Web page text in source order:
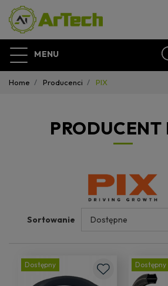
MENU
Home Producenci PIX
PRODUCENT
Sortowanie
Dostępny Dostępny